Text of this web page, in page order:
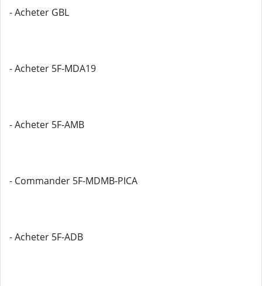
- Acheter GBL
- Acheter 5F-MDA19
- Acheter 5F-AMB
- Commander 5F-MDMB-PICA
- Acheter 5F-ADB